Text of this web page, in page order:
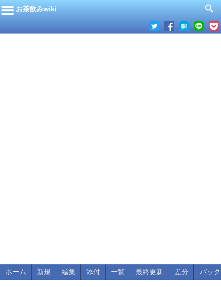
お茶飲みwiki
ホーム 新規 編集 添付 一覧 最終更新 差分 バッ